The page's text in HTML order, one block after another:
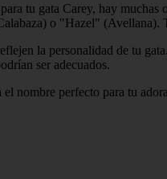
tu gata Carey, hay
o "Hazel" (Avellana).
la personalidad de tu
ser adecuados.
el nombre perfecto para tu